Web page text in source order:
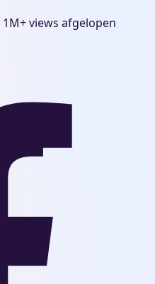
1M+ views afgelopen